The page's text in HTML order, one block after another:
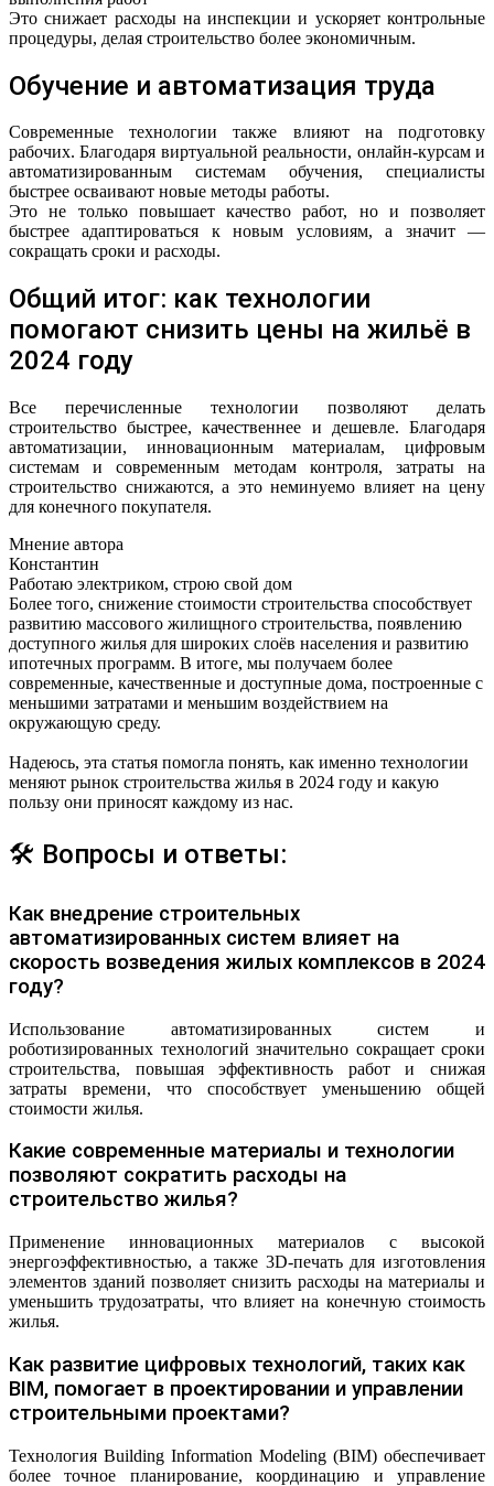
Это снижает расходы на инспекции и ускоряет контрольные
процедуры, делая строительство более экономичным.
Обучение и автоматизация труда
Современные технологии также влияют на подготовку
рабочих. Благодаря виртуальной реальности, онлайн-курсам и
автоматизированным системам обучения, специалисты
быстрее осваивают новые методы работы.
Это не только повышает качество работ, но и позволяет
быстрее адаптироваться к новым условиям, а значит —
сокращать сроки и расходы.
Общий итог: как технологии
помогают снизить цены на жильё в
2024 году
Все перечисленные технологии позволяют делать
строительство быстрее, качественнее и дешевле. Благодаря
автоматизации, инновационным материалам, цифровым
системам и современным методам контроля, затраты на
строительство снижаются, а это неминуемо влияет на цену
для конечного покупателя.
Мнение автора
Константин
Работаю электриком, строю свой дом
Более того, снижение стоимости строительства способствует
развитию массового жилищного строительства, появлению
доступного жилья для широких слоёв населения и развитию
ипотечных программ. В итоге, мы получаем более
современные, качественные и доступные дома, построенные с
меньшими затратами и меньшим воздействием на
окружающую среду.
Надеюсь, эта статья помогла понять, как именно технологии
меняют рынок строительства жилья в 2024 году и какую
пользу они приносят каждому из нас.
🛠 Вопросы и ответы:
Как внедрение строительных
автоматизированных систем влияет на
скорость возведения жилых комплексов в 2024
году?
Использование автоматизированных систем и
роботизированных технологий значительно сокращает сроки
строительства, повышая эффективность работ и снижая
затраты времени, что способствует уменьшению общей
стоимости жилья.
Какие современные материалы и технологии
позволяют сократить расходы на
строительство жилья?
Применение инновационных материалов с высокой
энергоэффективностью, а также 3D-печать для изготовления
элементов зданий позволяет снизить расходы на материалы и
уменьшить трудозатраты, что влияет на конечную стоимость
жилья.
Как развитие цифровых технологий, таких как
BIM, помогает в проектировании и управлении
строительными проектами?
Технология Building Information Modeling (BIM) обеспечивает
более точное планирование, координацию и управление